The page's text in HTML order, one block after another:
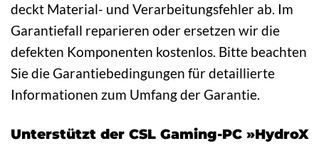
deckt Material- und Verarbeitungsfehler ab. Im
Garantiefall reparieren oder ersetzen wir die
defekten Komponenten kostenlos. Bitte beachten
Sie die Garantiebedingungen für detaillierte
Informationen zum Umfang der Garantie.
Unterstützt der CSL Gaming-PC »HydroX